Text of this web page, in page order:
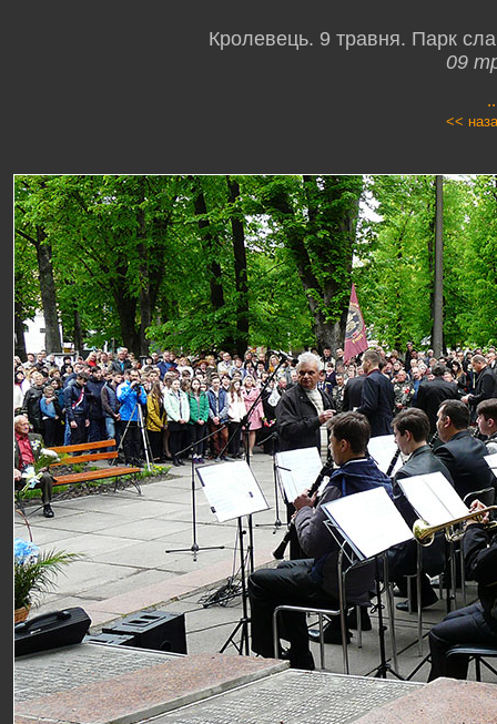
Кролевець. 9 травня. Парк
09
<<